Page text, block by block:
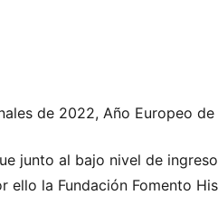
de 2022, Año Europeo
junto al bajo nivel de
ello la Fundación Fomento